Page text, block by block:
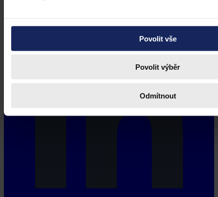
Povolit vše
Povolit výběr
Odmítnout